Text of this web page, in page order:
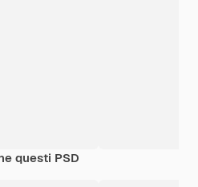
questi PSD